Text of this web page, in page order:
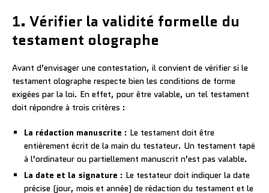
1. Vérifier la validité formelle du
testament olographe
Avant d’envisager une contestation, il convient de vérifier si le
testament olographe respecte bien les conditions de forme
exigées par la loi. En effet, pour être valable, un tel testament
doit répondre à trois critères :
La rédaction manuscrite : Le testament doit être
entièrement écrit de la main du testateur. Un testament tapé
à l’ordinateur ou partiellement manuscrit n’est pas valable.
La date et la signature : Le testateur doit indiquer la date
précise (jour, mois et année) de rédaction du testament et le